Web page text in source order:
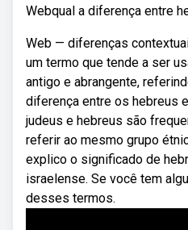
Webqual a diferença entre
Web — diferenças
um termo que tende a ser
antigo e abrangente,
diferença entre os hebreus
judeus e hebreus são
referir ao mesmo grupo
explico o significado de
israelense. Se você tem
desses termos.